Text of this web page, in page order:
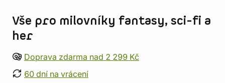
Vše pro milovníky fantasy, sci-fi a
her
Doprava zdarma nad 2 299 Kč
60 dní na vrácení